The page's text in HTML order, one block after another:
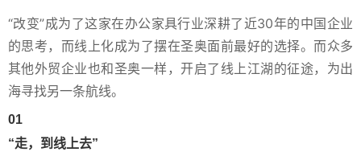
“改变”成为了这家在办公家具行业深耕了近30年的中国企业
的思考，而线上化成为了摆在圣奥面前最好的选择。而众多
其他外贸企业也和圣奥一样，开启了线上江湖的征途，为出
海寻找另一条航线。
01
“走，到线上去”